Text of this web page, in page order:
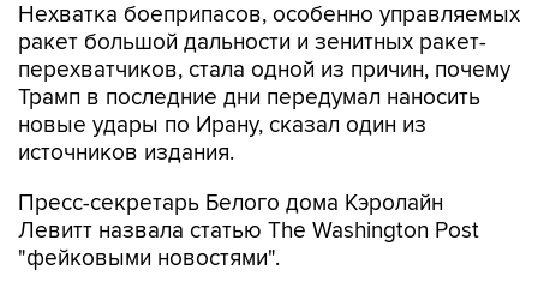
Нехватка боеприпасов, особенно управляемых
ракет большой дальности и зенитных ракет-
перехватчиков, стала одной из причин, почему
Трамп в последние дни передумал наносить
новые удары по Ирану, сказал один из
источников издания.
Пресс-секретарь Белого дома Кэролайн
Левитт назвала статью The Washington Post
"фейковыми новостями".